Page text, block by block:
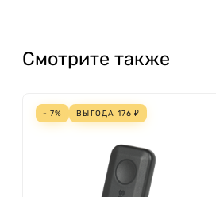
Смотрите также
- 7% ВЫГОДА 176 ₽